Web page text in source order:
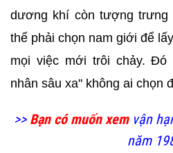
dương khí còn tượng
thế phải chọn nam giới để
mọi việc mới trôi chảy. Đó
nhân sâu xa" không ai chọn
>> Bạn có muốn xemvận
năm